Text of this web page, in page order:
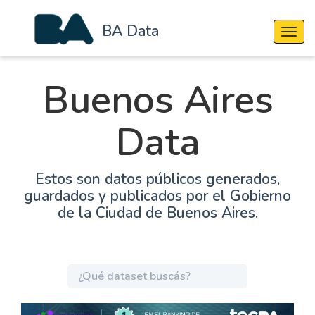
BA Data
Buenos Aires
Data
Estos son datos públicos generados,
guardados y publicados por el Gobierno
de la Ciudad de Buenos Aires.